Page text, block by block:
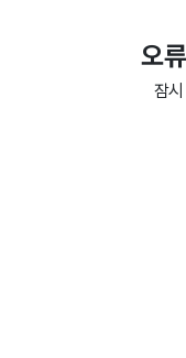
오
잠